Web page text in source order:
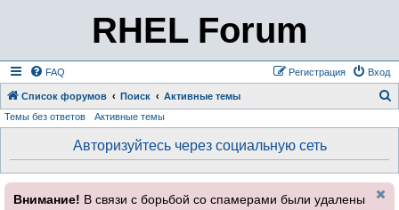
RHEL Forum
FAQ Вход
Регистрация
Список форумов Поиск Активные темы
Темы без ответов Активные темы
Авторизуйтесь через социальную сеть
Внимание! В связи с борьбой со спамерами были удалены